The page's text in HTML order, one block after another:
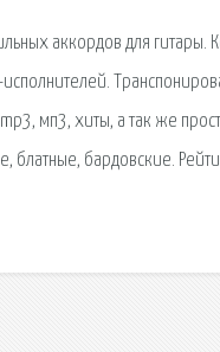
аккордов для
мп3, хиты, а так же
бардовские.